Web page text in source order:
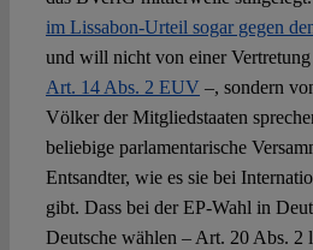
im Lissabon-Urteil sogar gegen
und will nicht von einer
Art. 14 Abs. 2 EUV –, sondern
Völker der Mitgliedstaaten
beliebige parlamentarische
Entsandter, wie es sie bei
gibt. Dass bei der EP-Wahl in
Deutsche wählen – Art. 20 Abs.